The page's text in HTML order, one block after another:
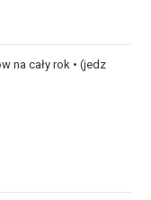
na cały rok • (jedz